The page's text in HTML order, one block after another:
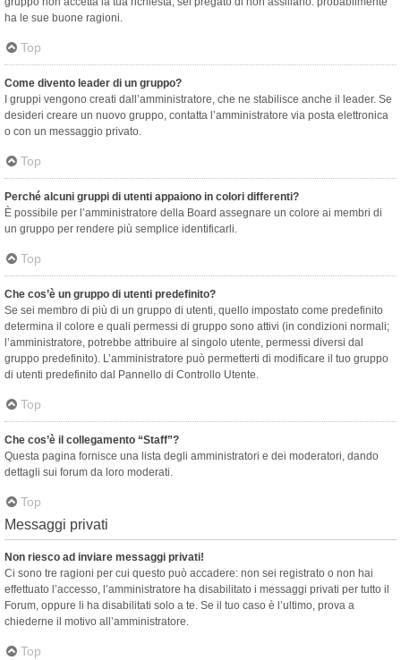
ha le sue buone ragioni.
Top
Come divento leader di un gruppo?
I gruppi vengono creati dall’amministratore, che ne stabilisce anche il leader. Se
desideri creare un nuovo gruppo, contatta l’amministratore via posta elettronica
o con un messaggio privato.
Top
Perché alcuni gruppi di utenti appaiono in colori differenti?
È possibile per l’amministratore della Board assegnare un colore ai membri di
un gruppo per rendere più semplice identificarli.
Top
Che cos’è un gruppo di utenti predefinito?
Se sei membro di più di un gruppo di utenti, quello impostato come predefinito
determina il colore e quali permessi di gruppo sono attivi (in condizioni normali;
l’amministratore, potrebbe attribuire al singolo utente, permessi diversi dal
gruppo predefinito). L’amministratore può permetterti di modificare il tuo gruppo
di utenti predefinito dal Pannello di Controllo Utente.
Top
Che cos’è il collegamento “Staff”?
Questa pagina fornisce una lista degli amministratori e dei moderatori, dando
dettagli sui forum da loro moderati.
Top
Messaggi privati
Non riesco ad inviare messaggi privati!
Ci sono tre ragioni per cui questo può accadere: non sei registrato o non hai
effettuato l’accesso, l’amministratore ha disabilitato i messaggi privati per tutto il
Forum, oppure li ha disabilitati solo a te. Se il tuo caso è l’ultimo, prova a
chiederne il motivo all’amministratore.
Top